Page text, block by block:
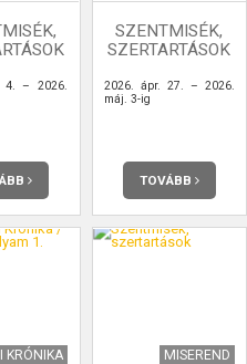
4. – 2026.
SZENTMISÉK,
SZERTARTÁSOK
2026. ápr. 27. – 2026.
máj. 3-ig
TOVÁBB
KRÓNIKA MISEREND